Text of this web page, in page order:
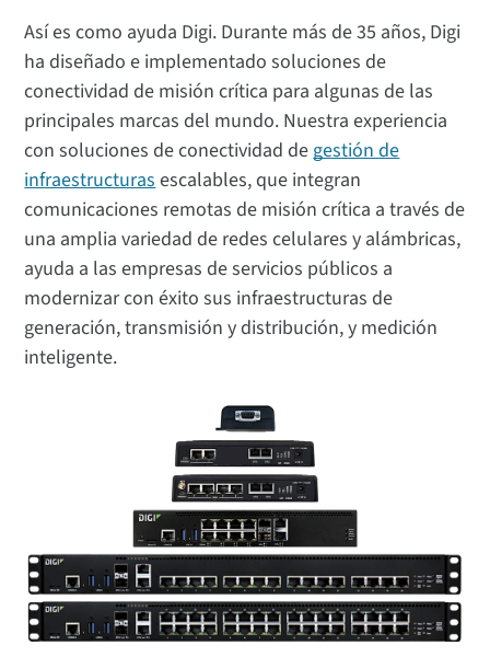
Así es como ayuda Digi. Durante más de 35 años, Digi
ha diseñado e implementado soluciones de
conectividad de misión crítica para algunas de las
principales marcas del mundo. Nuestra experiencia
con soluciones de conectividad de gestión de
infraestructuras escalables, que integran
comunicaciones remotas de misión crítica a través de
una amplia variedad de redes celulares y alámbricas,
ayuda a las empresas de servicios públicos a
modernizar con éxito sus infraestructuras de
generación, transmisión y distribución, y medición
inteligente.